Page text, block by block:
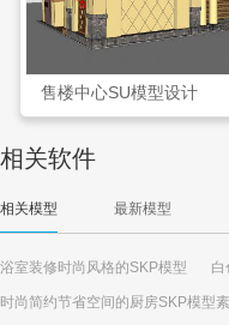
售楼中心SU模型设计
相关软件
相关模型 最新模型
浴室装修时尚风格的SKP模型
时尚简约节省空间的厨房SKP模型